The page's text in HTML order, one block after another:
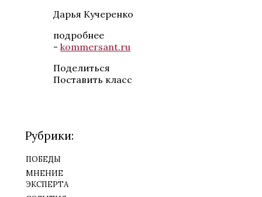
Дарья Кучеренко
подробнее
-kommersant.ru
Поделиться
Поставить класс
Рубрики:
победы
мнение
эксперта